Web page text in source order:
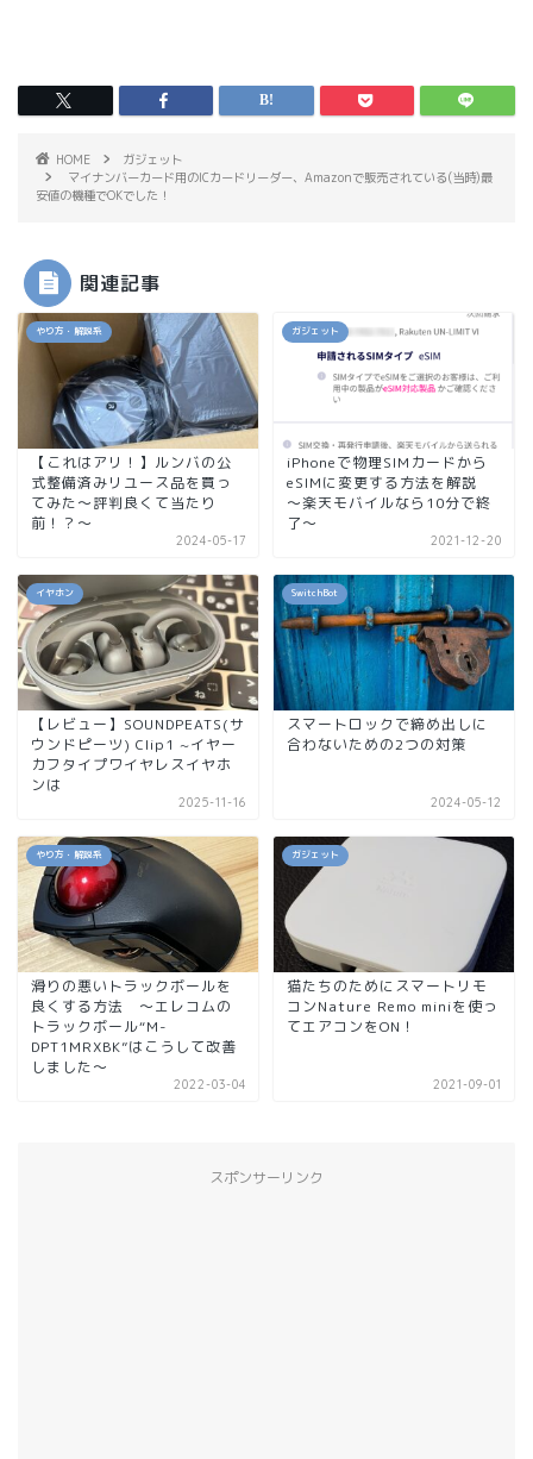
HOME
ガジェット
マイナンバーカード用のICカードリーダー、Amazonで販売されている(当時)最
安値の機種でOKでした！
関連記事
やり方・解説系
【これはアリ！】ルンバの公
式整備済みリユース品を買っ
てみた〜評判良くて当たり
前！？〜
2024-05-17
ガジェット
iPhoneで物理SIMカードから
eSIMに変更する方法を解説
～楽天モバイルなら10分で終
了～
2021-12-20
イヤホン
【レビュー】SOUNDPEATS(サ
ウンドピーツ) Clip1 ~イヤー
カフタイプワイヤレスイヤホ
ンは
2025-11-16
SwitchBot
スマートロックで締め出しに
合わないための2つの対策
2024-05-12
やり方・解説系
滑りの悪いトラックボールを
良くする方法 ～エレコムの
トラックボール“M-
DPT1MRXBK”はこうして改善
しました～
2022-03-04
ガジェット
猫たちのためにスマートリモ
コンNature Remo miniを使っ
てエアコンをON！
2021-09-01
スポンサーリンク